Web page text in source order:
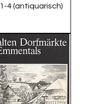
4 (antiquarisch)